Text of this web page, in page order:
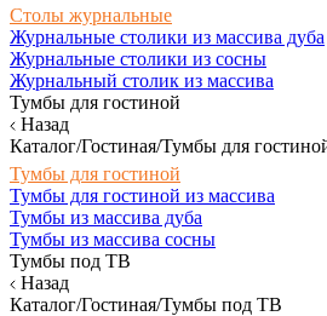
Столы журнальные
Журнальные столики из массива дуба
Журнальные столики из сосны
Журнальный столик из массива
Тумбы для гостиной
Назад
Каталог/Гостиная/Тумбы для
Тумбы для гостиной
Тумбы для гостиной из массива
Тумбы из массива дуба
Тумбы из массива сосны
Тумбы под ТВ
Назад
Каталог/Гостиная/Тумбы под ТВ